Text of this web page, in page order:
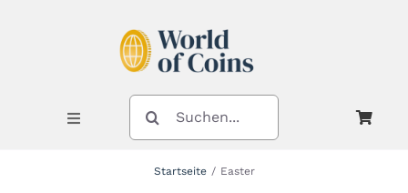
Toggle
Navigation
SUCHE
NACH:
Startseite Easter